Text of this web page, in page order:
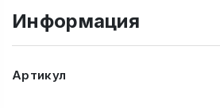
Информация
Артикул